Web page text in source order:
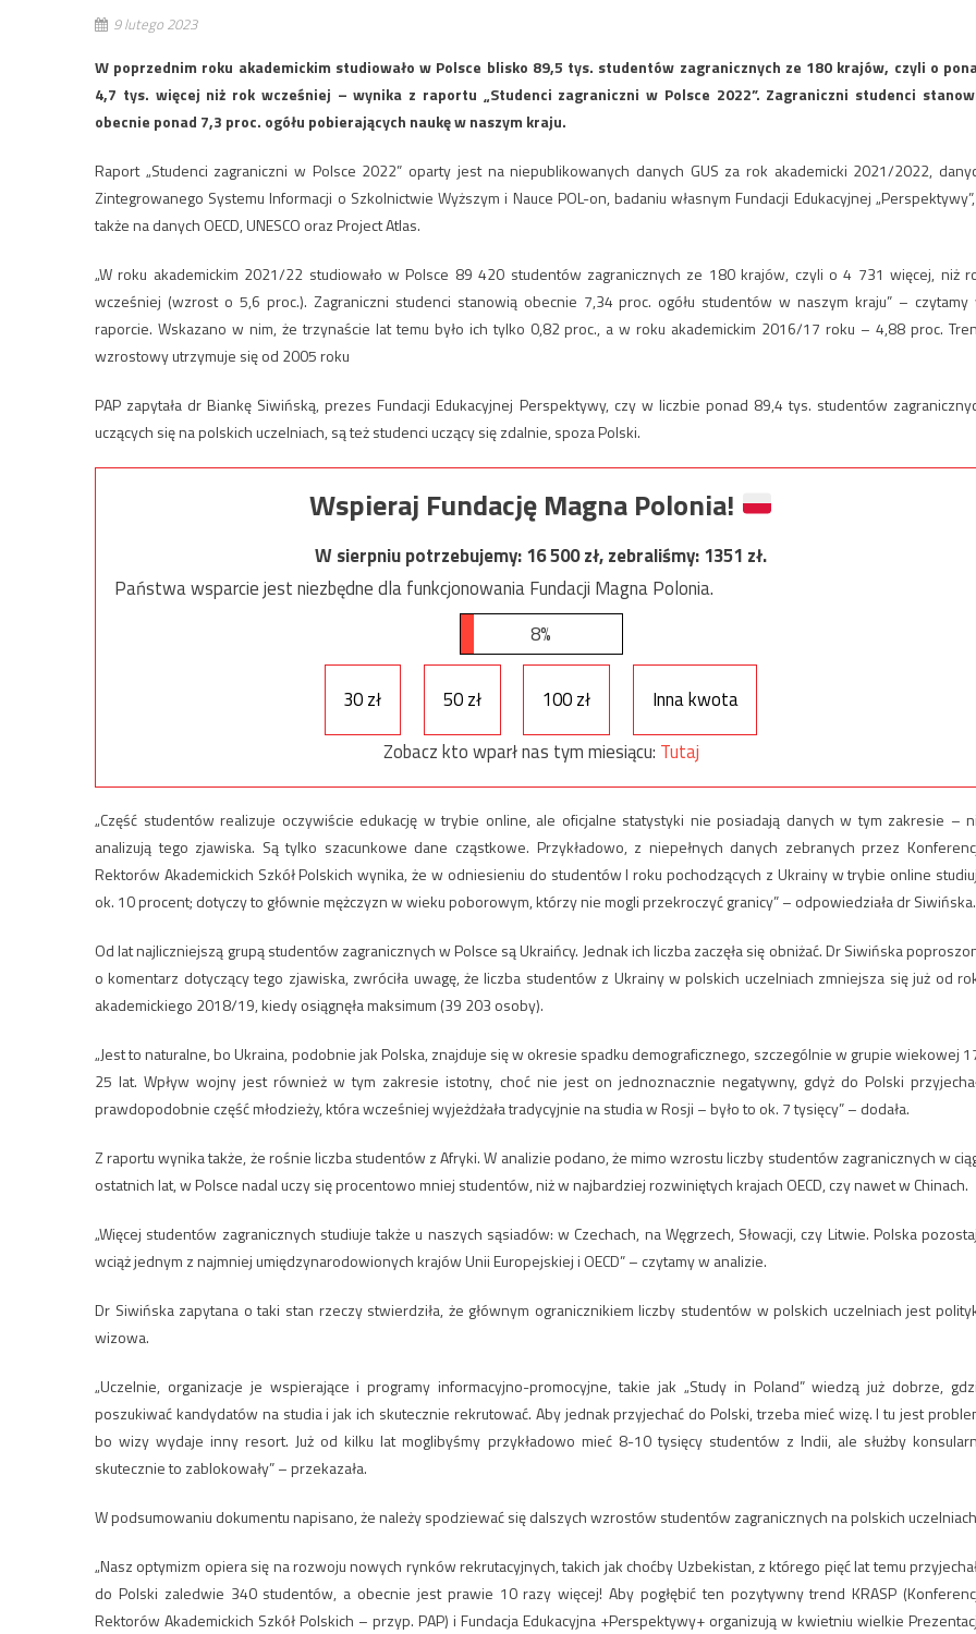
9 lutego 2023
W poprzednim roku akademickim studiowało w Polsce blisko 89,5 tys. studentów zagranicznych ze 180 krajów, czyli o
4,7 tys. więcej niż rok wcześniej – wynika z raportu „Studenci zagraniczni w Polsce 2022”. Zagraniczni studenci
obecnie ponad 7,3 proc. ogółu pobierających naukę w naszym kraju.
Raport „Studenci zagraniczni w Polsce 2022” oparty jest na niepublikowanych danych GUS za rok akademicki 2021/2022,
Zintegrowanego Systemu Informacji o Szkolnictwie Wyższym i Nauce POL-on, badaniu własnym Fundacji Edukacyjnej
także na danych OECD, UNESCO oraz Project Atlas.
„W roku akademickim 2021/22 studiowało w Polsce 89 420 studentów zagranicznych ze 180 krajów, czyli o 4 731 więcej, niż
wcześniej (wzrost o 5,6 proc.). Zagraniczni studenci stanowią obecnie 7,34 proc. ogółu studentów w naszym kraju” – czytamy
raporcie. Wskazano w nim, że trzynaście lat temu było ich tylko 0,82 proc., a w roku akademickim 2016/17 roku – 4,88 proc.
wzrostowy utrzymuje się od 2005 roku
PAP zapytała dr Biankę Siwińską, prezes Fundacji Edukacyjnej Perspektywy, czy w liczbie ponad 89,4 tys. studentów
uczących się na polskich uczelniach, są też studenci uczący się zdalnie, spoza Polski.
Wspieraj Fundację Magna Polonia!
W sierpniu potrzebujemy:16 500zł, zebraliśmy:1351 zł.
Państwa wsparcie jest niezbędne dla funkcjonowania Fundacji Magna Polonia.
8%
30 zł 50 zł 100 zł
Inna kwota
Zobacz kto wparł nas tym miesiącu: Tutaj
„Część studentów realizuje oczywiście edukację w trybie online, ale oficjalne statystyki nie posiadają danych w tym zakresie –
analizują tego zjawiska. Są tylko szacunkowe dane cząstkowe. Przykładowo, z niepełnych danych zebranych przez
Rektorów Akademickich Szkół Polskich wynika, że w odniesieniu do studentów I roku pochodzących z Ukrainy w trybie online
ok. 10 procent; dotyczy to głównie mężczyzn w wieku poborowym, którzy nie mogli przekroczyć granicy” – odpowiedziała dr Siwińska.
Od lat najliczniejszą grupą studentów zagranicznych w Polsce są Ukraińcy. Jednak ich liczba zaczęła się obniżać. Dr Siwińska
o komentarz dotyczący tego zjawiska, zwróciła uwagę, że liczba studentów z Ukrainy w polskich uczelniach zmniejsza się już od
akademickiego 2018/19, kiedy osiągnęła maksimum (39 203 osoby).
„Jest to naturalne, bo Ukraina, podobnie jak Polska, znajduje się w okresie spadku demograficznego, szczególnie w grupie wiekowej
25 lat. Wpływ wojny jest również w tym zakresie istotny, choć nie jest on jednoznacznie negatywny, gdyż do Polski
prawdopodobnie część młodzieży, która wcześniej wyjeżdżała tradycyjnie na studia w Rosji – było to ok. 7 tysięcy” – dodała.
Z raportu wynika także, że rośnie liczba studentów z Afryki. W analizie podano, że mimo wzrostu liczby studentów zagranicznych w
ostatnich lat, w Polsce nadal uczy się procentowo mniej studentów, niż w najbardziej rozwiniętych krajach OECD, czy nawet w Chinach.
„Więcej studentów zagranicznych studiuje także u naszych sąsiadów: w Czechach, na Węgrzech, Słowacji, czy Litwie. Polska
wciąż jednym z najmniej umiędzynarodowionych krajów Unii Europejskiej i OECD” – czytamy w analizie.
Dr Siwińska zapytana o taki stan rzeczy stwierdziła, że głównym ogranicznikiem liczby studentów w polskich uczelniach jest
wizowa.
„Uczelnie, organizacje je wspierające i programy informacyjno-promocyjne, takie jak „Study in Poland” wiedzą już dobrze,
poszukiwać kandydatów na studia i jak ich skutecznie rekrutować. Aby jednak przyjechać do Polski, trzeba mieć wizę. I tu jest
bo wizy wydaje inny resort. Już od kilku lat moglibyśmy przykładowo mieć 8-10 tysięcy studentów z Indii, ale służby
skutecznie to zablokowały” – przekazała.
W podsumowaniu dokumentu napisano, że należy spodziewać się dalszych wzrostów studentów zagranicznych na polskich
„Nasz optymizm opiera się na rozwoju nowych rynków rekrutacyjnych, takich jak choćby Uzbekistan, z którego pięć lat temu
do Polski zaledwie 340 studentów, a obecnie jest prawie 10 razy więcej! Aby pogłębić ten pozytywny trend KRASP
Rektorów Akademickich Szkół Polskich – przyp. PAP) i Fundacja Edukacyjna +Perspektywy+ organizują w kwietniu wielkie